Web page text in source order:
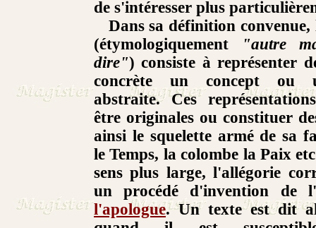
de s'intéresser plus
Dans sa définition
(étymologiquement
"autre
dire") consiste à représenter
concrète un concept ou
abstraite. Ces
être originales ou constituer
ainsi le squelette armé de sa
le Temps, la colombe la Paix
sens plus large, l'allégorie
un procédé d'invention de
l'apologue. Un texte est dit